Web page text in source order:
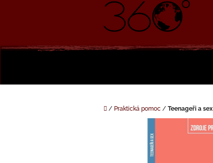
Domů
/ Praktická pomoc / Teenageři a sex